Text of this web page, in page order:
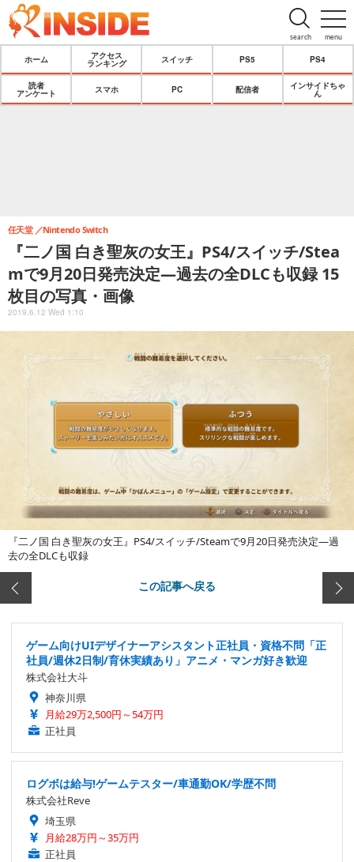
menu
search
ホーム
アクセス
ランキング
スイッチ PS5 PS4
読者
アンケート
スマホ PC 配信者
インサイドちゃ
ん
『二ノ国 白き聖灰の女王』PS4/スイッチ/Stea
mで9月20日発売決定―過去の全DLCも収録 15
枚目の写真・画像
任天堂 Nintendo Switch
2019.6.12 Wed 1:10
『二ノ国 白き聖灰の女王』PS4/スイッチ/Steamで9月20日発売決定―過
去の全DLCも収録
この記事へ戻る
ゲーム向けUIデザイナーアシスタント正社員・資格不問「正
社員/週休2日制/育休実績あり」アニメ・マンガ好き歓迎
株式会社大斗
神奈川県
月給29万2,500円～54万円
正社員
ログボは給与!ゲームテスター/車通勤OK/学歴不問
株式会社Reve
埼玉県
月給28万円～35万円
正社員